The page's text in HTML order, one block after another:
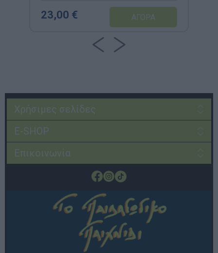
23,00 €
Χρήσιμες σελίδες
E-SHOP
Επικοινωνία